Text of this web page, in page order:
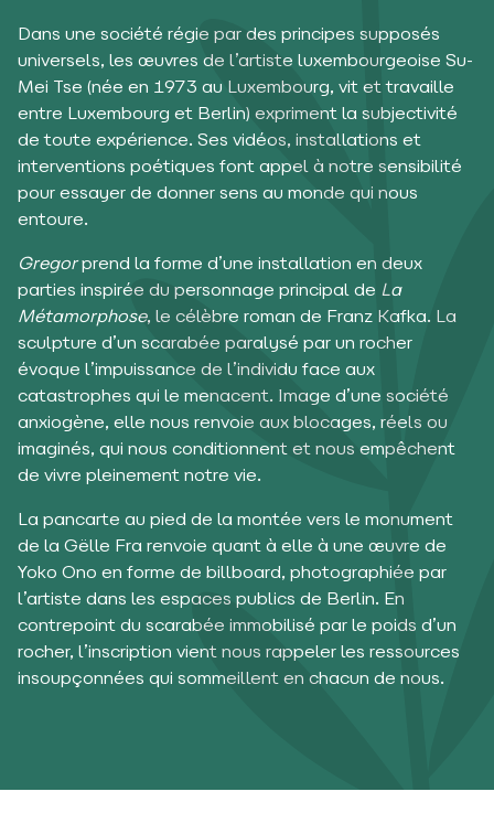
Dans une société régie par des principes supposés
universels, les œuvres de l’artiste luxembourgeoise Su-
Mei Tse (née en 1973 au Luxembourg, vit et travaille
entre Luxembourg et Berlin) expriment la subjectivité
de toute expérience. Ses vidéos, installations et
interventions poétiques font appel à notre sensibilité
pour essayer de donner sens au monde qui nous
entoure.
Gregorprend la forme d’une installation en deux
parties inspirée du personnage principal de La
Métamorphose, le célèbre roman de Franz Kafka. La
sculpture d’un scarabée paralysé par un rocher
évoque l’impuissance de l’individu face aux
catastrophes qui le menacent. Image d’une société
anxiogène, elle nous renvoie aux blocages, réels ou
imaginés, qui nous conditionnent et nous empêchent
de vivre pleinement notre vie.
La pancarte au pied de la montée vers le monument
de la Gëlle Fra renvoie quant à elle à une œuvre de
Yoko Ono en forme de billboard, photographiée par
l’artiste dans les espaces publics de Berlin. En
contrepoint du scarabée immobilisé par le poids d’un
rocher, l’inscription vient nous rappeler les ressources
insoupçonnées qui sommeillent en chacun de nous.